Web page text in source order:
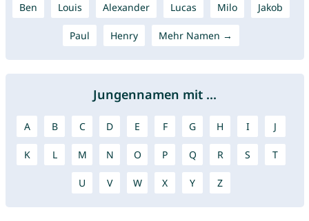
Ben Louis Alexander Lucas Milo Jakob
Paul Henry Mehr Namen →
Jungennamen mit ...
A B C D E F G H I J
K L M N O P Q R S T
U V W X Y Z